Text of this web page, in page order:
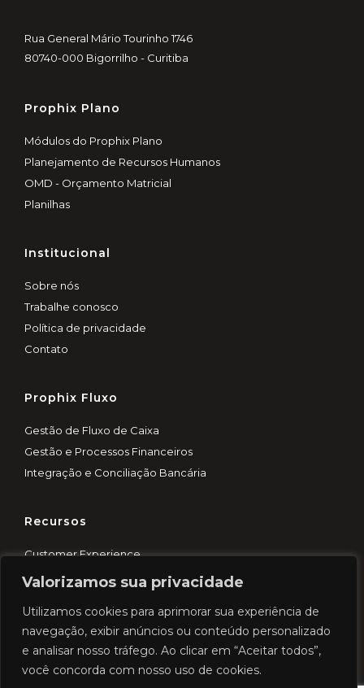
Valorizamos sua privacidade
Utilizamos cookies para aprimorar sua experiência de
navegação, exibir anúncios ou conteúdo personalizado
e analisar nosso tráfego. Ao clicar em “Aceitar todos”,
você concorda com nosso uso de cookies.
Rua General Mário Tourinho 1746
80740-000 Bigorrilho - Curitiba
Prophix Plano
Módulos do Prophix Plano
Planejamento de Recursos Humanos
OMD - Orçamento Matricial
Planilhas
Institucional
Sobre nós
Trabalhe conosco
Política de privacidade
Contato
Prophix Fluxo
Gestão de Fluxo de Caixa
Gestão e Processos Financeiros
Integração e Conciliação Bancária
Recursos
Customer Experience
Blog
Cases
© 2026 Prophix. Todos os direitos reservados.